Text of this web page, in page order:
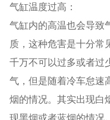
气缸温度过高：
气缸内的高温也会导致
质，这种危害是十分常
千万不可以过多或者过
气，但是随着冷车怠速
烟的情况。其实出现白
现黑烟或者蓝烟的情况。